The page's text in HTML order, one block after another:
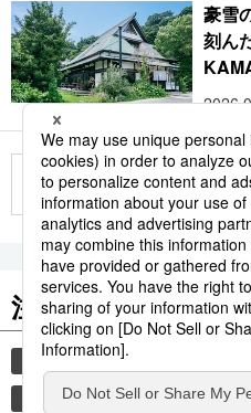
豪雪
刻ん
もっと
注目のキーワード
共同通信ニュース
避難所 自然災